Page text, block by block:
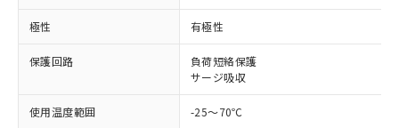
極性 有極性
保護回路
負荷短絡保護
サージ吸収
使用温度範囲 -25～70℃
※1 対応状況
対応済み：EU RoHS指令（10物質）の
非含有に対応した製品が提供可能な商品で